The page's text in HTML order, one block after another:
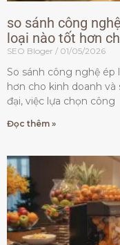
so sánh công
loại nào tốt hơn
SEO Bloger 01/05/2026
So sánh công nghệ
hơn cho kinh doanh
đại, việc lựa chọn công
Đọc thêm »